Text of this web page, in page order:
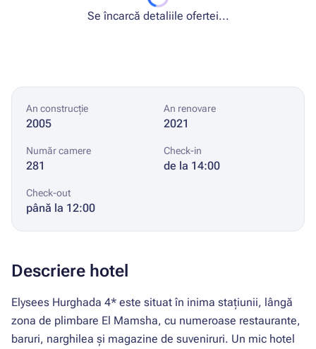
Se încarcă detaliile ofertei...
An construcție
2005
An renovare
2021
Număr camere
281
Check-in
de la 14:00
Check-out
până la 12:00
Descriere hotel
Elysees Hurghada 4* este situat în inima stațiunii, lângă
zona de plimbare El Mamsha, cu numeroase restaurante,
baruri, narghilea și magazine de suveniruri. Un mic hotel